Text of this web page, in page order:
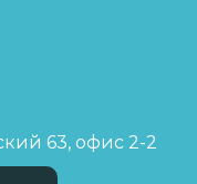
зовут
я твой
63, офис 2-2